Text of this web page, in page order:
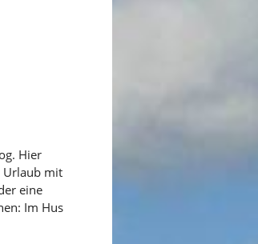
Hier
Urlaub mit
eine
Im Hus